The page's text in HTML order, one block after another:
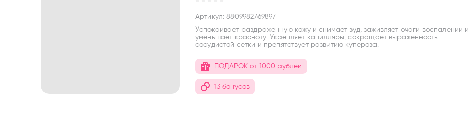
Артикул: 8809982769897
Успокаивает раздражённую кожу и снимает зуд, заживляет очаги воспалений и
уменьшает красноту. Укрепляет капилляры, сокращает выраженность
сосудистой сетки и препятствует развитию купероза.
ПОДАРОК от 1000 рублей
13 бонусов